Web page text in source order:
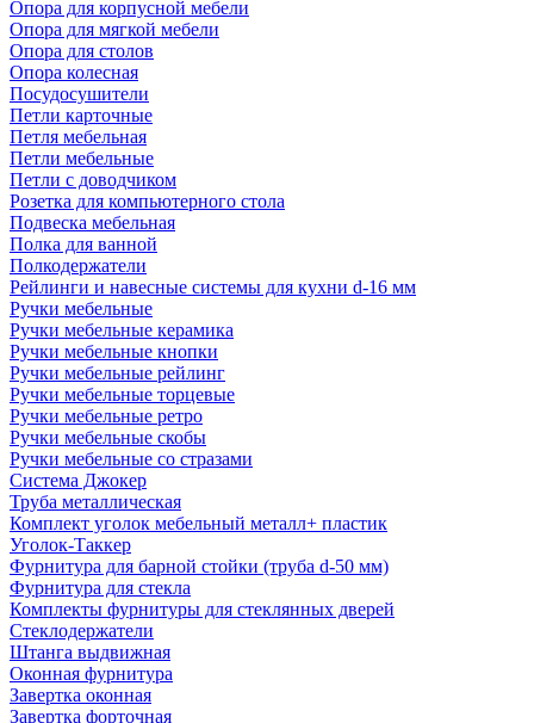
Опора для корпусной мебели
Опора для мягкой мебели
Опора для столов
Опора колесная
Посудосушители
Петли карточные
Петля мебельная
Петли мебельные
Петли с доводчиком
Розетка для компьютерного стола
Подвеска мебельная
Полка для ванной
Полкодержатели
Рейлинги и навесные системы для кухни d-16 мм
Ручки мебельные
Ручки мебельные керамика
Ручки мебельные кнопки
Ручки мебельные рейлинг
Ручки мебельные торцевые
Ручки мебельные ретро
Ручки мебельные скобы
Ручки мебельные со стразами
Система Джокер
Труба металлическая
Комплект уголок мебельный металл+ пластик
Уголок-Таккер
Фурнитура для барной стойки (труба d-50 мм)
Фурнитура для стекла
Комплекты фурнитуры для стеклянных дверей
Стеклодержатели
Штанга выдвижная
Оконная фурнитура
Завертка оконная
Завертка форточная